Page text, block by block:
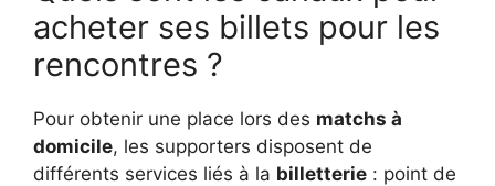
acheter ses billets pour les
rencontres ?
Pour obtenir une place lors des matchs à
domicile, les supporters disposent de
différents services liés à la billetterie : point de